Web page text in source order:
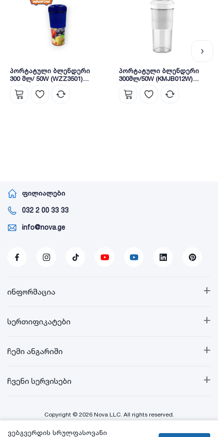
პორტატული ბლენდერი
300 მლ/ 50W (WZZ3501)
WADFOW
პორტატული ბლენდერი
300მლ/50W (KMJB012W)
Decakila
ფილიალები
032 2 00 33 33
info@nova.ge
+
ინფორმაცია
+
სერთიფიკატები
+
ჩემი ანგარიში
+
ჩვენი სერვისები
Copyright © 2026 Nova LLC. All rights reserved.
ვებგვერდის სრულფასოვანი